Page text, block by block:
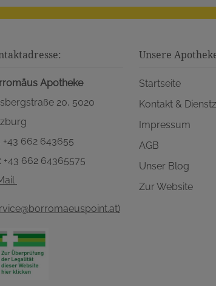
Apotheke
20, 5020
+43 662 643655
+43 662 64365575
Unsere
Startseite
Kontakt &
Impressum
AGB
Unser Blog
Zur Website